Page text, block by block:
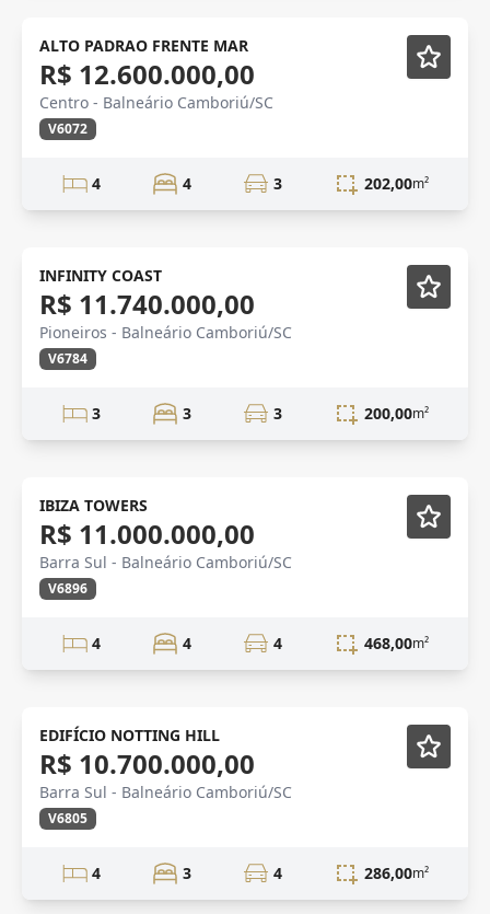
CONSTRUÇÃO Em Construção
ALTO PADRAO FRENTE MAR
R$ 12.600.000,00
Centro - Balneário Camboriú/SC
V6072
4 4 3 202,00m²
Novidade Lançamento
INFINITY COAST
R$ 11.740.000,00
Pioneiros - Balneário Camboriú/SC
V6784
3 3 3 200,00m²
Novidade
IBIZA TOWERS
R$ 11.000.000,00
Barra Sul - Balneário Camboriú/SC
V6896
4 4 4 468,00m²
Novidade
EDIFÍCIO NOTTING HILL
R$ 10.700.000,00
Barra Sul - Balneário Camboriú/SC
V6805
4 3 4 286,00m²